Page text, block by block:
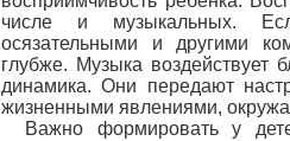
числе и музыкальных.
осязательными и другими
глубже. Музыка воздействует
динамика. Они передают
жизненными явлениями,
Важно формировать у